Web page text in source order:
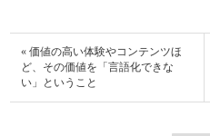
« 価値の高い体験やコンテンツほ
ど、その価値を「言語化できな
い」ということ